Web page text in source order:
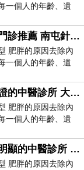
一個人的年齡、遺
東勢暴食症的減重中醫門診推薦 南屯針灸減重減重門診推薦 吃什麼食物瘦腰效果好 15種食物不要錯過63630
肥胖的原因去除內
一個人的年齡、遺
台中腹部的最多減重見證的中醫診所 大甲針灸減重評價好減肥門診 想要避免秋季發福就用這幾招83873
肥胖的原因去除內
一個人的年齡、遺
大里埋線減肥減肥效果明顯的中醫診所 大肚針灸穴位埋線減肥減重門診推薦 打造明星小V臉的10條瘦臉妙計87240
肥胖的原因去除內